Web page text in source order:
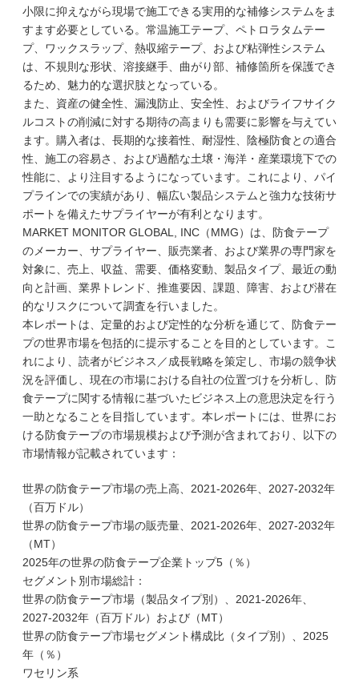
小限に抑えながら現場で施工できる実用的な補修システムをま
すます必要としている。常温施工テープ、ペトロラタムテー
プ、ワックスラップ、熱収縮テープ、および粘弾性システム
は、不規則な形状、溶接継手、曲がり部、補修箇所を保護でき
るため、魅力的な選択肢となっている。
また、資産の健全性、漏洩防止、安全性、およびライフサイク
ルコストの削減に対する期待の高まりも需要に影響を与えてい
ます。購入者は、長期的な接着性、耐湿性、陰極防食との適合
性、施工の容易さ、および過酷な土壌・海洋・産業環境下での
性能に、より注目するようになっています。これにより、パイ
プラインでの実績があり、幅広い製品システムと強力な技術サ
ポートを備えたサプライヤーが有利となります。
MARKET MONITOR GLOBAL, INC（MMG）は、防食テープ
のメーカー、サプライヤー、販売業者、および業界の専門家を
対象に、売上、収益、需要、価格変動、製品タイプ、最近の動
向と計画、業界トレンド、推進要因、課題、障害、および潜在
的なリスクについて調査を行いました。
本レポートは、定量的および定性的な分析を通じて、防食テー
プの世界市場を包括的に提示することを目的としています。こ
れにより、読者がビジネス／成長戦略を策定し、市場の競争状
況を評価し、現在の市場における自社の位置づけを分析し、防
食テープに関する情報に基づいたビジネス上の意思決定を行う
一助となることを目指しています。本レポートには、世界にお
ける防食テープの市場規模および予測が含まれており、以下の
市場情報が記載されています：
世界の防食テープ市場の売上高、2021-2026年、2027-2032年
（百万ドル）
世界の防食テープ市場の販売量、2021-2026年、2027-2032年
（MT）
2025年の世界の防食テープ企業トップ5（％）
セグメント別市場総計：
世界の防食テープ市場（製品タイプ別）、2021-2026年、
2027-2032年（百万ドル）および（MT）
世界の防食テープ市場セグメント構成比（タイプ別）、2025
年（％）
ワセリン系